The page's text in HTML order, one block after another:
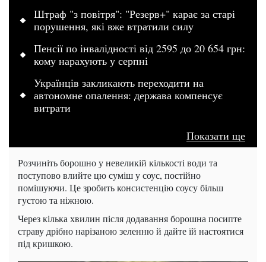
Штраф "з повітря": "Резерв+" карає за старі
порушення, які вже втратили силу
Пенсії по інвалідності від 2595 до 20 654 грн:
кому нарахують у серпні
Українців закликають переходити на
автономне опалення: держава компенсує
витрати
Показати ще
Розчиніть борошно у невеликій кількості води та
поступово влийте цю суміш у соус, постійно
помішуючи. Це зробить консистенцію соусу більш
густою та ніжною.
Через кілька хвилин після додавання борошна посипте
страву дрібно нарізаною зеленню й дайте їй настоятися
під кришкою.